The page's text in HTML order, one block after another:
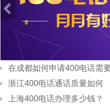
浙江400电话通话质量如何
上海400电话办理多少钱？